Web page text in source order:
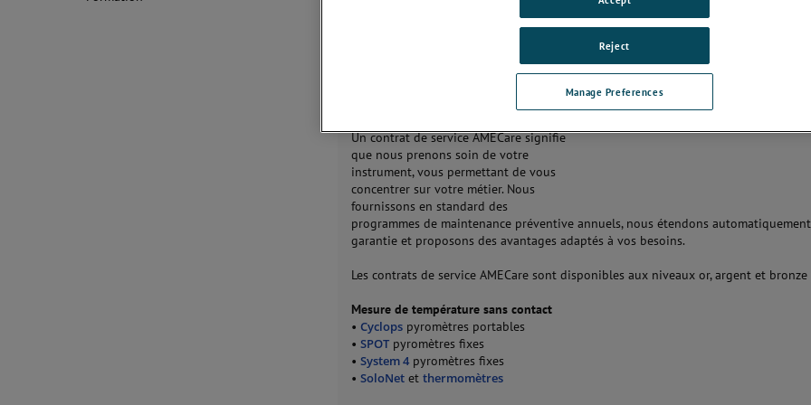
Qualité approuvée répondant aux
Un contrat de service AMECare signifie
que nous prenons soin de votre
instrument, vous permettant de vous
concentrer sur votre métier. Nous
fournissons en standard des
programmes de maintenance préventive annuels, nous étendons
garantie et proposons des avantages adaptés à vos besoins.
Les contrats de service AMECare sont disponibles aux niveaux or, argent et
Mesure de température sans contact
• Cyclops pyromètres portables
• SPOT pyromètres fixes
• System 4 pyromètres fixes
• SoloNet etthermomètres
Manage Preferences
Reject